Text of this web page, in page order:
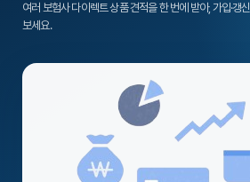
여러 보험사 다이렉트 상품 견적을 한 번에 받아, 가입·갱
보세요.